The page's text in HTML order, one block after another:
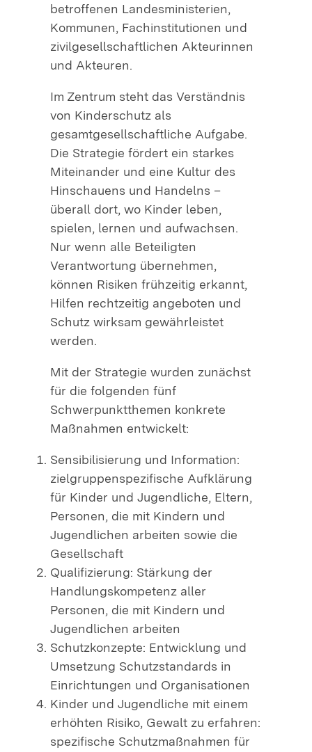
betroffenen Landesministerien,
Kommunen, Fachinstitutionen und
zivilgesellschaftlichen Akteurinnen
und Akteuren.
Im Zentrum steht das Verständnis
von Kinderschutz als
gesamtgesellschaftliche Aufgabe.
Die Strategie fördert ein starkes
Miteinander und eine Kultur des
Hinschauens und Handelns –
überall dort, wo Kinder leben,
spielen, lernen und aufwachsen.
Nur wenn alle Beteiligten
Verantwortung übernehmen,
können Risiken frühzeitig erkannt,
Hilfen rechtzeitig angeboten und
Schutz wirksam gewährleistet
werden.
Mit der Strategie wurden zunächst
für die folgenden fünf
Schwerpunktthemen konkrete
Maßnahmen entwickelt:
Sensibilisierung und Information:
zielgruppenspezifische Aufklärung
für Kinder und Jugendliche, Eltern,
Personen, die mit Kindern und
Jugendlichen arbeiten sowie die
Gesellschaft
Qualifizierung: Stärkung der
Handlungskompetenz aller
Personen, die mit Kindern und
Jugendlichen arbeiten
Schutzkonzepte: Entwicklung und
Umsetzung Schutzstandards in
Einrichtungen und Organisationen
Kinder und Jugendliche mit einem
erhöhten Risiko, Gewalt zu erfahren:
spezifische Schutzmaßnahmen für